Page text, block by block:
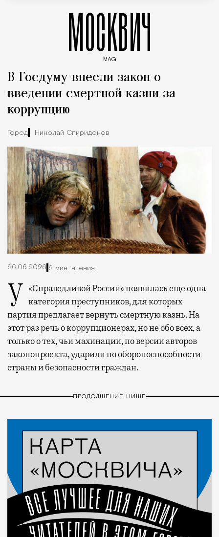
МОСКВИЧ
MAG
В Госдуму внесли закон о
введении смертной казни за
коррупцию
Город Николай Спиридонов
26.06.2026 2 мин. чтения
У «Справедливой России» появилась еще одна
категория преступников, для которых
партия предлагает вернуть смертную казнь. На
этот раз речь о коррупционерах, но не обо всех, а
только о тех, чьи махинации, по версии авторов
законопроекта, ударили по обороноспособности
страны и безопасности граждан.
ПРОДОЛЖЕНИЕ НИЖЕ